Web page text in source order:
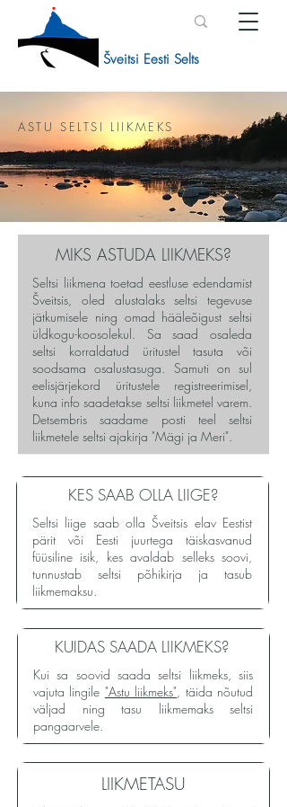
Šveitsi Eesti Selts
ASTU SELTSI LIIKMEKS
Seltsi liikmena toetad eestluse edendamist
Šveitsis, oled alustalaks seltsi tegevuse
jätkumisele ning omad hääleõigust seltsi
üldkogu-koosolekul. Sa saad osaleda
seltsi korraldatud üritustel tasuta või
soodsama osalustasuga. Samuti on sul
eelisjärjekord üritustele registreerimisel,
kuna info saadetakse seltsi liikmetel varem.
Detsembris saadame posti teel seltsi
liikmetele seltsi ajakirja "Mägi ja Meri".
MIKS ASTUDA LIIKMEKS?
Seltsi liige saab olla Šveitsis elav Eestist
pärit või Eesti juurtega täiskasvanud
füüsiline isik, kes avaldab selleks soovi,
tunnustab seltsi põhikirja ja tasub
liikmemaksu.
KES SAAB OLLA LIIGE?
Kui sa soovid saada seltsi liikmeks, siis
vajuta lingile "Astu liikmeks", täida nõutud
väljad ning tasu liikmemaks seltsi
pangaarvele.
KUIDAS SAADA LIIKMEKS?
LIIKMETASU